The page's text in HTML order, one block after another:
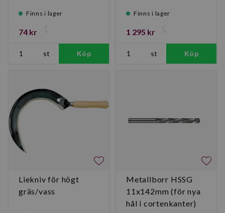
Finns i lager
74 kr
st Köp
Finns i lager
1 295 kr
st Köp
Liekniv för högt
gräs/vass
Metallborr HSSG
11x142mm (för nya
hål i cortenkanter)